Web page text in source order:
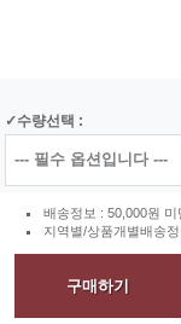
수량선택 :
배송정보 : 50,000원 미
지역별/상품개별배송
구매하기